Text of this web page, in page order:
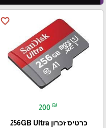
favorite_border
200 ₪
כרטיס זכרון 256GB Ultra